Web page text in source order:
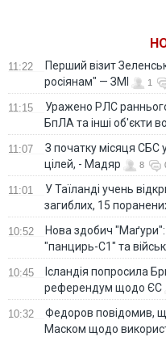
11:22
Перший візит
росіянам" — ЗМІ
1
11:15
Уражено РЛС
БпЛА та інші об'єкти
11:07
З початку місяця СБС
цілей, - Мадяр
8
11:01
У Таїланді учень
загиблих, 15
10:52
Нова здобич
"панцирь-С1" та
10:45
Ісландія попросила
референдум щодо ЄС
10:32
Федоров повідомив,
Маском щодо